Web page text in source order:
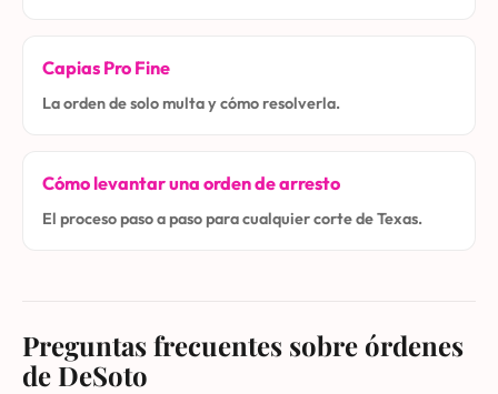
Capias Pro Fine
La orden de solo multa y cómo resolverla.
Cómo levantar una orden de arresto
El proceso paso a paso para cualquier corte de Texas.
Preguntas frecuentes sobre órdenes
de DeSoto